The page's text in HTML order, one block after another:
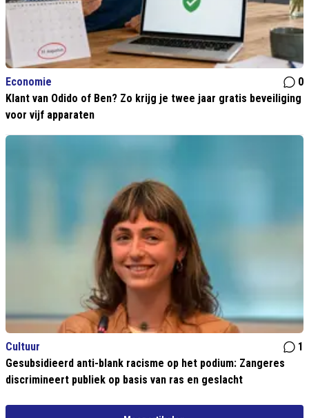
Economie
0
Klant van Odido of Ben? Zo krijg je twee jaar gratis beveiliging
voor vijf apparaten
Cultuur
1
Gesubsidieerd anti-blank racisme op het podium: Zangeres
discrimineert publiek op basis van ras en geslacht